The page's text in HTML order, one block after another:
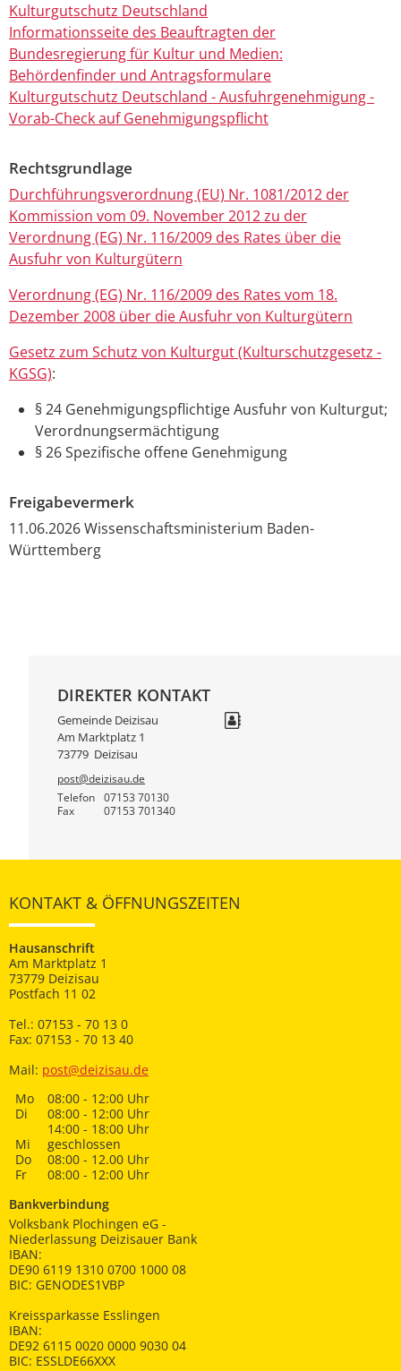
Kulturgutschutz Deutschland
Informationsseite des Beauftragten der
Bundesregierung für Kultur und Medien:
Behördenfinder und Antragsformulare
Kulturgutschutz Deutschland - Ausfuhrgenehmigung -
Vorab-Check auf Genehmigungspflicht
Rechtsgrundlage
Durchführungsverordnung (EU) Nr. 1081/2012 der
Kommission vom 09. November 2012 zu der
Verordnung (EG) Nr. 116/2009 des Rates über die
Ausfuhr von Kulturgütern
Verordnung (EG) Nr. 116/2009 des Rates vom 18.
Dezember 2008 über die Ausfuhr von Kulturgütern
Gesetz zum Schutz von Kulturgut (Kulturschutzgesetz -
KGSG):
§ 24 Genehmigungspflichtige Ausfuhr von Kulturgut;
Verordnungsermächtigung
§ 26 Spezifische offene Genehmigung
Freigabevermerk
11.06.2026 Wissenschaftsministerium Baden-
Württemberg
DIREKTER KONTAKT
Gemeinde Deizisau
Am Marktplatz 1
73779 Deizisau
post@deizisau.de
Telefon
07153 70130
Fax 07153 701340
KONTAKT & ÖFFNUNGSZEITEN
Hausanschrift
Am Marktplatz 1
73779 Deizisau
Postfach 11 02
Tel.: 07153 - 70 13 0
Fax: 07153 - 70 13 40
Mail: post@deizisau.de
Mo
08:00 - 12:00 Uhr
Di
08:00 - 12:00 Uhr
14:00 - 18:00 Uhr
Mi
geschlossen
Do
08:00 - 12.00 Uhr
Fr
08:00 - 12:00 Uhr
Bankverbindung
Volksbank Plochingen eG -
Niederlassung Deizisauer Bank
IBAN:
DE90 6119 1310 0700 1000 08
BIC: GENODES1VBP
Kreissparkasse Esslingen
IBAN:
DE92 6115 0020 0000 9030 04
BIC: ESSLDE66XXX